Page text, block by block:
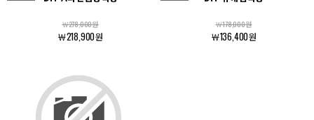
￦278,000원
￦218,900원
￦178,000원
￦136,400원